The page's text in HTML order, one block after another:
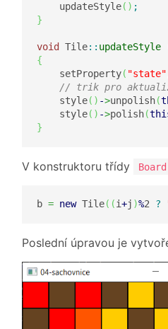
    updateStyle
( ) ;
}
void Tile:: updateStyle
{
    setProperty
( "state"
// trik pro
    style
( ) ->unpolish(
    style
( ) ->polish(
}
V konstruktoru třídy Board
b = new Tile( (i+j )%2 ?
Poslední úpravou je